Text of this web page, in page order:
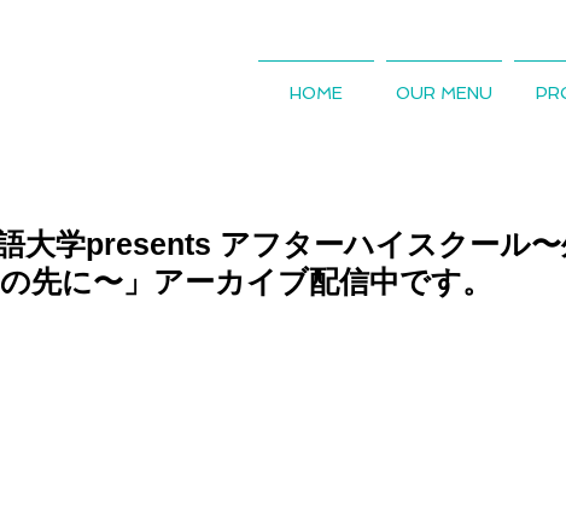
HOME OUR MENU
語大学presents アフターハイスクール〜
先に〜」アーカイブ配信中です。